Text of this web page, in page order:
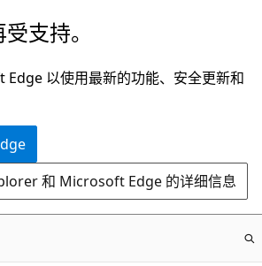
支持。
以使用最新的功能、安全更新和
和 Microsoft Edge 的详细信息